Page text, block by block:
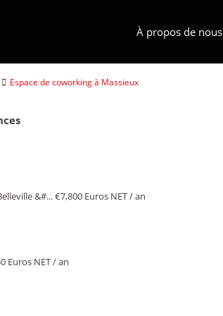
À propos de nous
Espace de coworking à Massieux
&#...€7,800 Euros NET / an
Euros NET / an